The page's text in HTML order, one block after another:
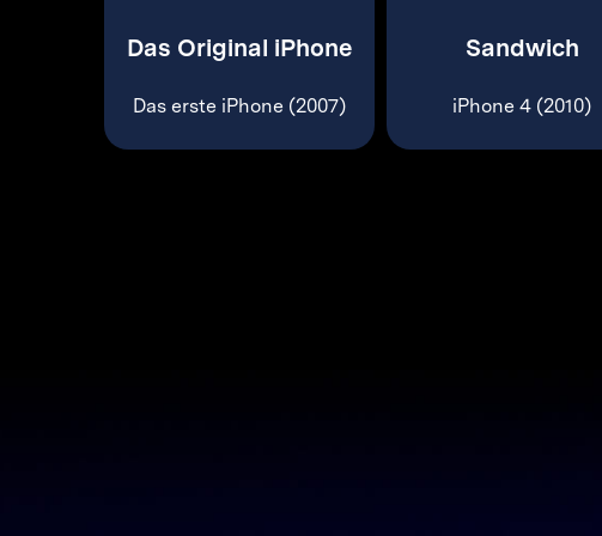
Das Original iPhone
Das erste iPhone (2007)
Sandwich
iPhone 4 (2010)